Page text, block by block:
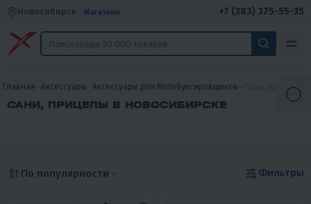
Новосибирск Магазины +7 (383) 375-55-35
Главная Аксессуары Аксессуары для Мотобуксировщиков Сани, прицепы
САНИ, ПРИЦЕПЫ В НОВОСИБИРСКЕ
По популярности Фильтры